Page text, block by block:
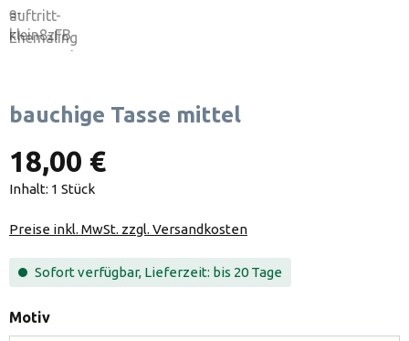
bauchige Tasse mittel
18,00 €
Inhalt: 1 Stück
Preise inkl. MwSt. zzgl. Versandkosten
Sofort verfügbar, Lieferzeit: bis 20 Tage
Motivauswählen